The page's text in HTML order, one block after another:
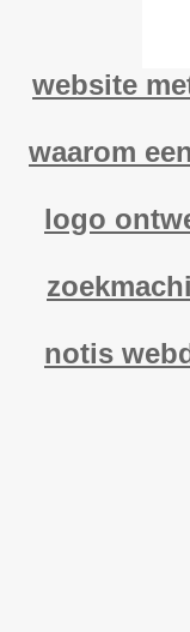
website
waarom
logo
notis